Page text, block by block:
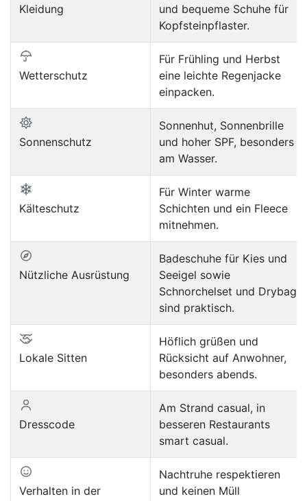
Kleidung
und bequeme Schuhe für
Kopfsteinpflaster.
Wetterschutz
Für Frühling und Herbst
eine leichte Regenjacke
einpacken.
Sonnenschutz
Sonnenhut, Sonnenbrille
und hoher SPF, besonders
am Wasser.
Kälteschutz
Für Winter warme
Schichten und ein Fleece
mitnehmen.
Nützliche Ausrüstung
Badeschuhe für Kies und
Seeigel sowie
Schnorchelset und Drybag
sind praktisch.
Lokale Sitten
Höflich grüßen und
Rücksicht auf Anwohner,
besonders abends.
Dresscode
Am Strand casual, in
besseren Restaurants
smart casual.
Verhalten in der
Nachtruhe respektieren
und keinen Müll